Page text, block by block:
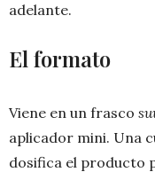
adelante.
El formato
Viene en un frasco
aplicador mini. Una
dosifica el producto